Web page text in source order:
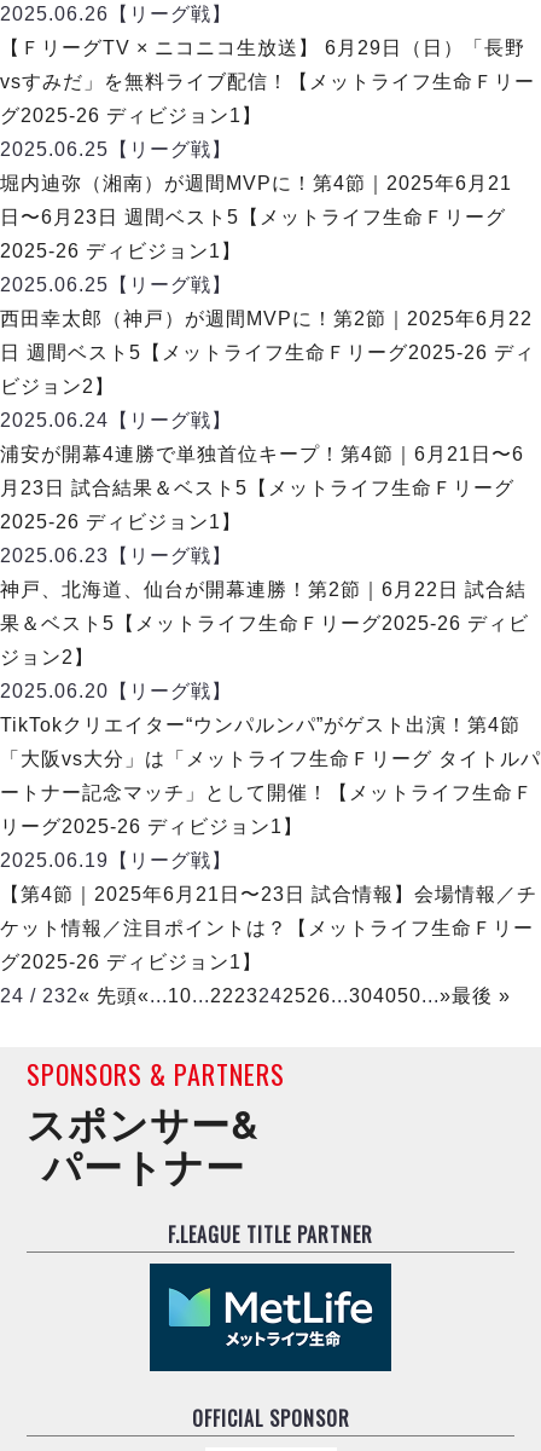
2025.06.26 【リーグ戦】
【ＦリーグTV × ニコニコ生放送】 6月29日（日）「長野
vsすみだ」を無料ライブ配信！【メットライフ生命Ｆリー
グ2025-26 ディビジョン1】
2025.06.25 【リーグ戦】
堀内迪弥（湘南）が週間MVPに！第4節｜2025年6月21
日〜6月23日 週間ベスト5【メットライフ生命Ｆリーグ
2025-26 ディビジョン1】
2025.06.25 【リーグ戦】
西田幸太郎（神戸）が週間MVPに！第2節｜2025年6月22
日 週間ベスト5【メットライフ生命Ｆリーグ2025-26 ディ
ビジョン2】
2025.06.24 【リーグ戦】
浦安が開幕4連勝で単独首位キープ！第4節｜6月21日〜6
月23日 試合結果＆ベスト5【メットライフ生命Ｆリーグ
2025-26 ディビジョン1】
2025.06.23 【リーグ戦】
神戸、北海道、仙台が開幕連勝！第2節｜6月22日 試合結
果＆ベスト5【メットライフ生命Ｆリーグ2025-26 ディビ
ジョン2】
2025.06.20 【リーグ戦】
TikTokクリエイター“ウンパルンパ”がゲスト出演！第4節
「⼤阪vs⼤分」は「メットライフ⽣命Ｆリーグ タイトルパ
ートナー記念マッチ」として開催！【メットライフ生命Ｆ
リーグ2025-26 ディビジョン1】
2025.06.19 【リーグ戦】
【第4節｜2025年6月21日〜23日 試合情報】会場情報／チ
ケット情報／注目ポイントは？【メットライフ生命Ｆリー
グ2025-26 ディビジョン1】
24 / 232« 先頭«...10...2223242526...304050...»最後 »
SPONSORS & PARTNERS
スポンサー&
パートナー
F.LEAGUE TITLE PARTNER
OFFICIAL SPONSOR